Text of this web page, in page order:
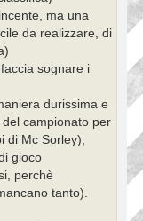
ma una
da realizzare, di
sognare i
durissima e
campionato per
di Mc Sorley),
gioco
perchè
tanto).